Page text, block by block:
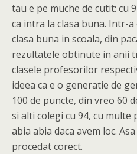
tau e pe muche de cutit: cu
ca intra la clasa buna. Intr-a
clasa buna in scoala, din
rezultatele obtinute in anii
clasele profesorilor
ideea ca e o generatie de
100 de puncte, din vreo 60
si alti colegi cu 94, cu multe
abia abia daca avem loc.
procedat corect.